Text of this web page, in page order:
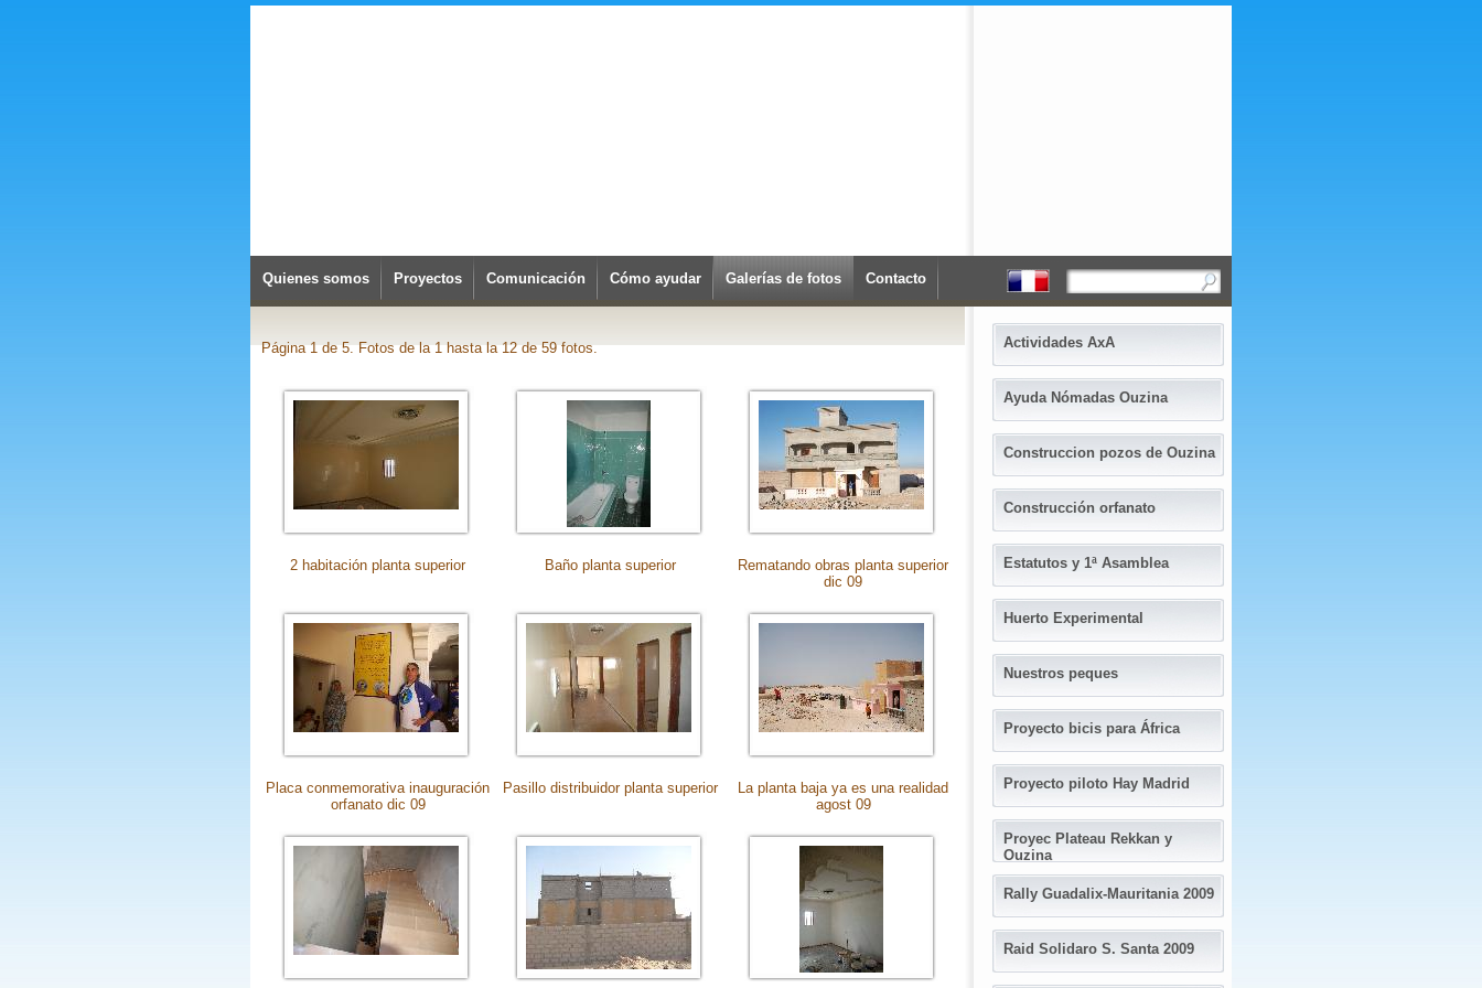
Quienes somos Proyectos Comunicación Cómo ayudar Galerías de fotos Contacto
Actividades AxA
Ayuda Nómadas Ouzina
Construccion pozos de Ouzina
Construcción orfanato
Estatutos y 1ª Asamblea
Huerto Experimental
Nuestros peques
Proyecto bicis para África
Proyecto piloto Hay Madrid
Proyec Plateau Rekkan y
Ouzina
Rally Guadalix-Mauritania 2009
Raid Solidaro S. Santa 2009
Página 1 de 5. Fotos de la 1 hasta la 12 de 59 fotos.
2 habitación planta superior Baño planta superior
Rematando obras planta superior
dic 09
Placa conmemorativa inauguración
orfanato dic 09
Pasillo distribuidor planta superior
La planta baja ya es una realidad
agost 09